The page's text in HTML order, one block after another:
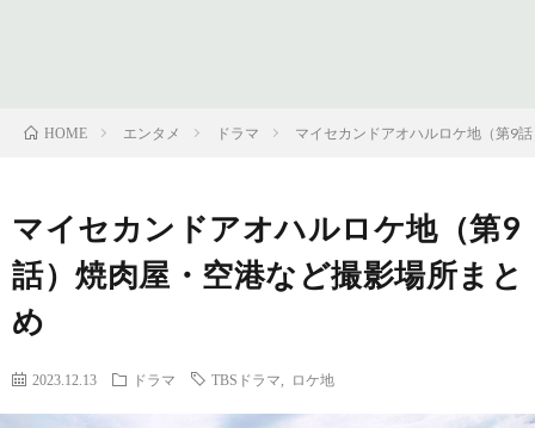
ル
わ
せ
HOME エンタメ ドラマ マイセカンドアオハルロケ地（第9
マイセカンドアオハルロケ地（第9
話）焼肉屋・空港など撮影場所まと
め
2023.12.13 ドラマ TBSドラマ ロケ地